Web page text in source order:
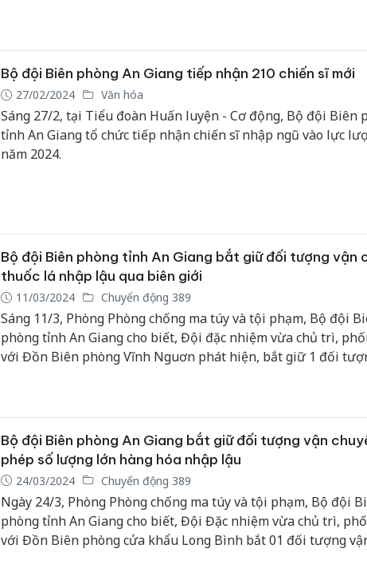
Bộ đội Biên phòng An Giang tiếp nhận 210 chiến sĩ mới
27/02/2024 Văn hóa
Sáng 27/2, tại Tiểu đoàn Huấn luyện - Cơ động, Bộ đội Biên
tỉnh An Giang tổ chức tiếp nhận chiến sĩ nhập ngũ vào lực
năm 2024.
Bộ đội Biên phòng tỉnh An Giang bắt giữ đối tượng vận
thuốc lá nhập lậu qua biên giới
11/03/2024 Chuyển động 389
Sáng 11/3, Phòng Phòng chống ma túy và tội phạm, Bộ đội
phòng tỉnh An Giang cho biết, Đội đặc nhiệm vừa chủ trì,
với Đồn Biên phòng Vĩnh Nguơn phát hiện, bắt giữ 1 đối
Bộ đội Biên phòng An Giang bắt giữ đối tượng vận
phép số lượng lớn hàng hóa nhập lậu
24/03/2024 Chuyển động 389
Ngày 24/3, Phòng Phòng chống ma túy và tội phạm, Bộ đội
phòng tỉnh An Giang cho biết, Đội Đặc nhiệm vừa chủ trì,
với Đồn Biên phòng cửa khẩu Long Bình bắt 01 đối tượng